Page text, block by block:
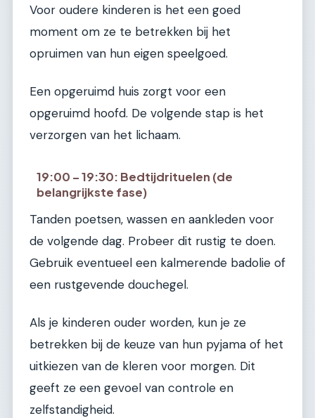
Voor oudere kinderen is het een goed
moment om ze te betrekken bij het
opruimen van hun eigen speelgoed.
Een opgeruimd huis zorgt voor een
opgeruimd hoofd. De volgende stap is het
verzorgen van het lichaam.
19:00 – 19:30: Bedtijdrituelen (de
belangrijkste fase)
Tanden poetsen, wassen en aankleden voor
de volgende dag. Probeer dit rustig te doen.
Gebruik eventueel een kalmerende badolie of
een rustgevende douchegel.
Als je kinderen ouder worden, kun je ze
betrekken bij de keuze van hun pyjama of het
uitkiezen van de kleren voor morgen. Dit
geeft ze een gevoel van controle en
zelfstandigheid.